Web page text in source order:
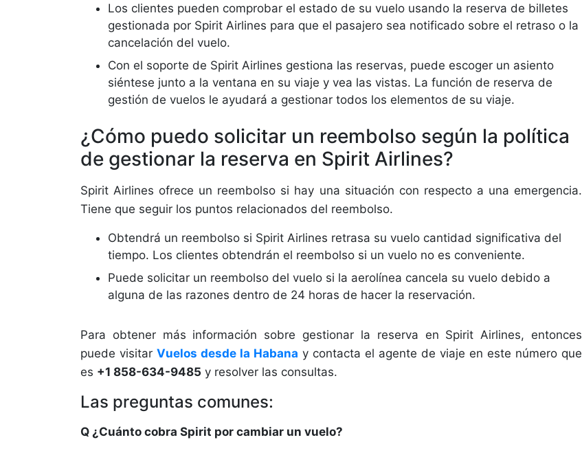
Los clientes pueden comprobar el estado de su vuelo usando la reserva de billetes
gestionada por Spirit Airlines para que el pasajero sea notificado sobre el retraso o la
cancelación del vuelo.
Con el soporte de Spirit Airlines gestiona las reservas, puede escoger un asiento
siéntese junto a la ventana en su viaje y vea las vistas. La función de reserva de
gestión de vuelos le ayudará a gestionar todos los elementos de su viaje.
¿Cómo puedo solicitar un reembolso según la política
de gestionar la reserva en Spirit Airlines?
Spirit Airlines ofrece un reembolso si hay una situación con respecto a una emergencia.
Tiene que seguir los puntos relacionados del reembolso.
Obtendrá un reembolso si Spirit Airlines retrasa su vuelo cantidad significativa del
tiempo. Los clientes obtendrán el reembolso si un vuelo no es conveniente.
Puede solicitar un reembolso del vuelo si la aerolínea cancela su vuelo debido a
alguna de las razones dentro de 24 horas de hacer la reservación.
Para obtener más información sobre gestionar la reserva en Spirit Airlines, entonces
puede visitar Vuelos desde la Habana y contacta el agente de viaje en este número que
es +1 858-634-9485 y resolver las consultas.
Las preguntas comunes:
Q ¿Cuánto cobra Spirit por cambiar un vuelo?